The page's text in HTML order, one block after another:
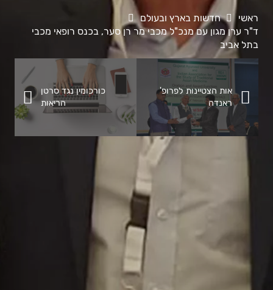
ראשי
חדשות בארץ ובעולם
ד"ר ערן מגון עם מנכ"ל מכבי מר רן סער, בכנס רופאי מכבי
בתל אביב
כורכומין נגד סרטן
הריאות
אות הצטיינות לפרופ'
ראנדה